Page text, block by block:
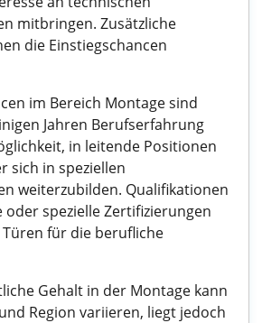
mitbringen. Zusätzliche
die Einstiegschancen
im Bereich Montage sind
Jahren Berufserfahrung
in leitende Positionen
sich in speziellen
weiterzubilden. Qualifikationen
spezielle Zertifizierungen
für die berufliche
Gehalt in der Montage kann
Region variieren, liegt jedoch